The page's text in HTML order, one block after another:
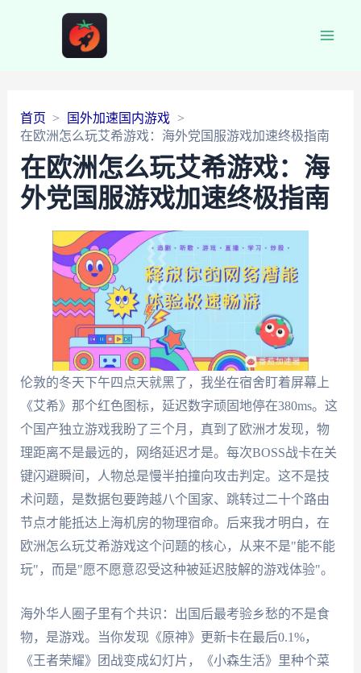
首页
国外加速国内游戏
在欧洲怎么玩艾希游戏：海外党国服游戏加速终极指南
在欧洲怎么玩艾希游戏：海
外党国服游戏加速终极指南
伦敦的冬天下午四点天就黑了，我坐在宿舍盯着屏幕上
《艾希》那个红色图标，延迟数字顽固地停在380ms。这
个国产独立游戏我盼了三个月，真到了欧洲才发现，物
理距离不是最远的，网络延迟才是。每次BOSS战卡在关
键闪避瞬间，人物总是慢半拍撞向攻击判定。这不是技
术问题，是数据包要跨越八个国家、跳转过二十个路由
节点才能抵达上海机房的物理宿命。后来我才明白，在
欧洲怎么玩艾希游戏这个问题的核心，从来不是"能不能
玩"，而是"愿不愿意忍受这种被延迟肢解的游戏体验"。
海外华人圈子里有个共识：出国后最考验乡愁的不是食
物，是游戏。当你发现《原神》更新卡在最后0.1%，
《王者荣耀》团战变成幻灯片，《小森生活》里种个菜